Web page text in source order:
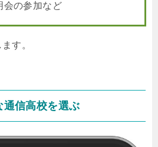
会の参加など
す。
通信高校を選ぶ